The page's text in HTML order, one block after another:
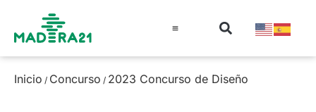
Inicio / Concurso / 2023 Concurso de Diseño